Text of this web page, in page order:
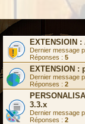
EXTENSIOIN
Dernier message
Réponses : 5
EXTENSION :
Dernier message
Réponses : 2
3.3.x
Dernier message
Réponses : 2